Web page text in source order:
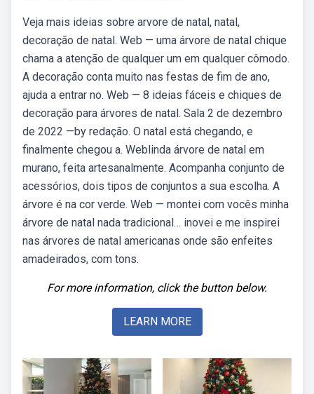
Veja mais ideias sobre arvore de natal, natal,
decoração de natal. Web — uma árvore de natal chique
chama a atenção de qualquer um em qualquer cômodo.
A decoração conta muito nas festas de fim de ano,
ajuda a entrar no. Web — 8 ideias fáceis e chiques de
decoração para árvores de natal. Sala 2 de dezembro
de 2022 —by redação. O natal está chegando, e
finalmente chegou a. Weblinda árvore de natal em
murano, feita artesanalmente. Acompanha conjunto de
acessórios, dois tipos de conjuntos a sua escolha. A
árvore é na cor verde. Web — montei com vocês minha
árvore de natal nada tradicional… inovei e me inspirei
nas árvores de natal americanas onde são enfeites
amadeirados, com tons.
For more information, click the button below.
LEARN MORE